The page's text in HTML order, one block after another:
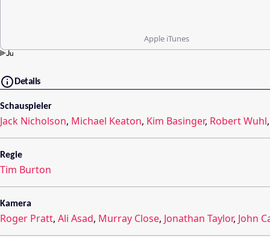
Apple iTunes
Details
Schauspieler
Jack Nicholson, Michael Keaton, Kim Basinger, Robert Wuhl
Regie
Tim Burton
Kamera
Roger Pratt, Ali Asad, Murray Close, Jonathan Taylor, John